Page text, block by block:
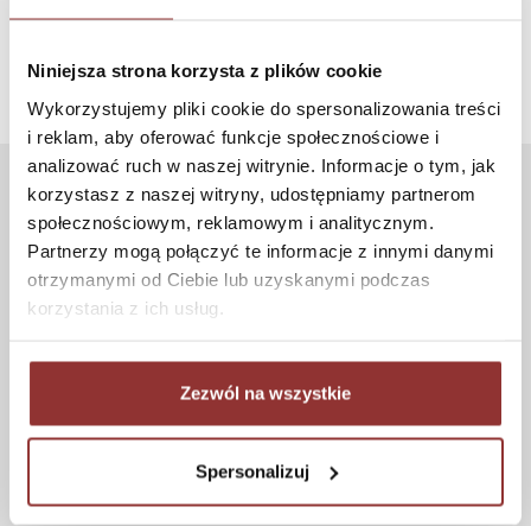
Niniejsza strona korzysta z plików cookie
Wykorzystujemy pliki cookie do spersonalizowania treści
i reklam, aby oferować funkcje społecznościowe i
analizować ruch w naszej witrynie. Informacje o tym, jak
korzystasz z naszej witryny, udostępniamy partnerom
społecznościowym, reklamowym i analitycznym.
Partnerzy mogą połączyć te informacje z innymi danymi
otrzymanymi od Ciebie lub uzyskanymi podczas
korzystania z ich usług.
Zezwól na wszystkie
Spersonalizuj
381 865
Jak kupować
Czas realizacji zamówienia
Informacje techniczne